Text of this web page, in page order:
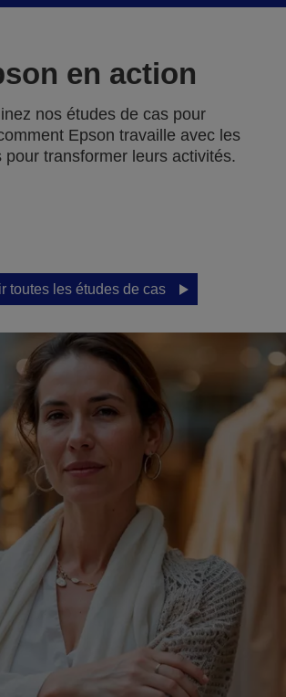
en action
nos études de cas pour
Epson travaille avec les
pour transformer leurs activités.
toutes les études de cas